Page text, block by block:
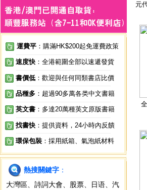
運費平 ：購滿HK$200起免運費政策
速度快 ：全港範圍全部以速遞發貨
書價低 ：歡迎與任何同類書店比價
品種多 ：超過90多萬各类中文書籍
英文書 ：多達20萬種英文原版書籍
找書快 ：提供資料，24小時內反饋
環保包裝 ：採用紙箱、氣泡紙材料
熱搜關鍵字 ：
大灣區
詩詞大會 股票 日语
汽
元